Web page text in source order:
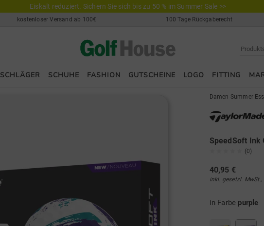
Eiskalt reduziert. Sichern Sie sich bis zu 50 % im Summer Sale >>
kostenloser Versand ab 100€ 100 Tage Rückgaberecht
SCHLÄGER SCHUHE FASHION GUTSCHEINE LOGO FITTING
Damen Summer
SpeedSoft Ink
(0)
40,95 €
inkl. gesetzl. MwSt.,
in Farbe purple